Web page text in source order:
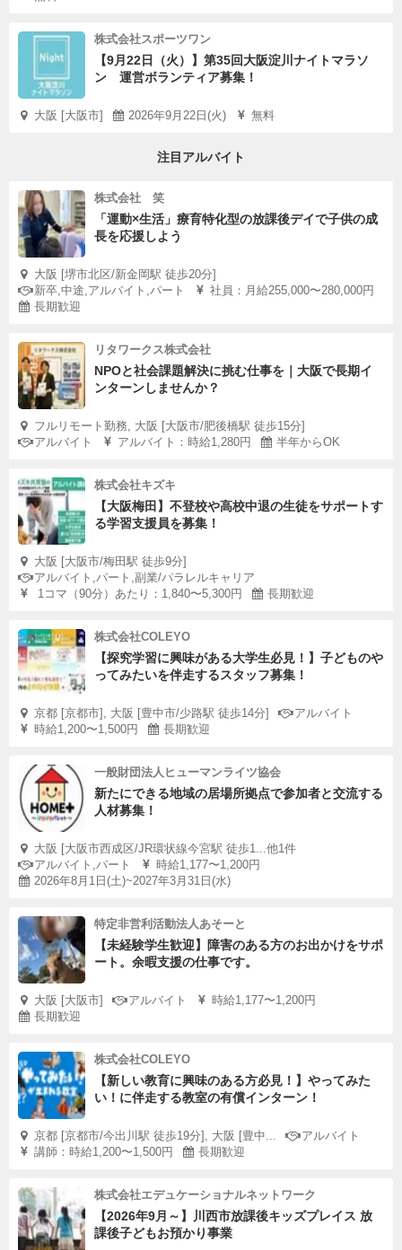
株式会社スポーツワン
【9月22日（火）】第35回大阪淀川ナイトマラソ
ン 運営ボランティア募集！
大阪 [大阪市] 2026年9月22日(火) 無料
注目アルバイト
株式会社 笑
「運動×生活」療育特化型の放課後デイで子供の成
長を応援しよう
大阪 [堺市北区/新金岡駅 徒歩20分]
新卒,中途,アルバイト,パート
社員：月給255,000〜280,000円
長期歓迎
リタワークス株式会社
NPOと社会課題解決に挑む仕事を｜大阪で長期イ
ンターンしませんか？
フルリモート勤務, 大阪 [大阪市/肥後橋駅 徒歩15分]
アルバイト
アルバイト：時給1,280円 半年からOK
株式会社キズキ
【大阪梅田】不登校や高校中退の生徒をサポートす
る学習支援員を募集！
大阪 [大阪市/梅田駅 徒歩9分]
アルバイト,パート,副業/パラレルキャリア
1コマ（90分）あたり：1,840〜5,300円
長期歓迎
株式会社COLEYO
【探究学習に興味がある大学生必見！】子どものや
ってみたいを伴走するスタッフ募集！
京都 [京都市], 大阪 [豊中市/少路駅 徒歩14分]
アルバイト
時給1,200〜1,500円
長期歓迎
一般財団法人ヒューマンライツ協会
新たにできる地域の居場所拠点で参加者と交流する
人材募集！
大阪 [大阪市西成区/JR環状線今宮駅 徒歩1...他1件
アルバイト,パート
時給1,177〜1,200円
2026年8月1日(土)~2027年3月31日(水)
特定非営利活動法人あそーと
【未経験学生歓迎】障害のある方のお出かけをサポ
ート。余暇支援の仕事です。
大阪 [大阪市] アルバイト
時給1,177〜1,200円
長期歓迎
株式会社COLEYO
【新しい教育に興味のある方必見！】やってみた
い！に伴走する教室の有償インターン！
京都 [京都市/今出川駅 徒歩19分], 大阪 [豊中...
アルバイト
講師：時給1,200〜1,500円
長期歓迎
株式会社エデュケーショナルネットワーク
【2026年9月～】川西市放課後キッズプレイス 放
課後子どもお預かり事業